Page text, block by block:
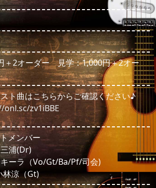
＋2オーダー 見学：1,000円＋2オー
ト曲はこちらからご確認ください♪
zv1iBBE
メンバー
浦(Dr)
ーラ（Vo/Gt/Ba/Pf/司会)
涼（Gt)